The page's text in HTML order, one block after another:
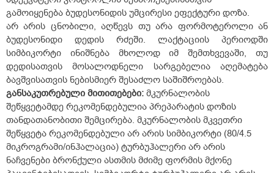
გამოიყენება ბუდესონიდის უმცირესი ეფექტური დოზა.
არ არის ცნობილი, აღწევს თუ არა ფორმოტეროლი ან
ბუდესონიდი დედის რძეში. ლაქტაციის პერიოდში
სიმბიკორტი ინიშნება მხოლოდ იმ შემთხვევაში, თუ
დედისათვის მოსალოდნელი სარგებელია აღემატება
ბავშვისათვის ნებისმიერ შესაძლო საშიშროებას.
განსაკუთრებული მითითებები: მკურნალობის
შეწყვეტამდე რეკომენდებულია პრეპარატის დოზის
თანდათანობითი შემცირება. მკურნალობის მკვეთრი
შეწყვეტა რეკომენდებული არ არის სიმბიკორტი (80/4.5
მიკროგრამი/ინჰალაცია) ტურბუჰალერი არ არის
ნაჩვენები ბრონქული ასთმის მძიმე ფორმის მქონე